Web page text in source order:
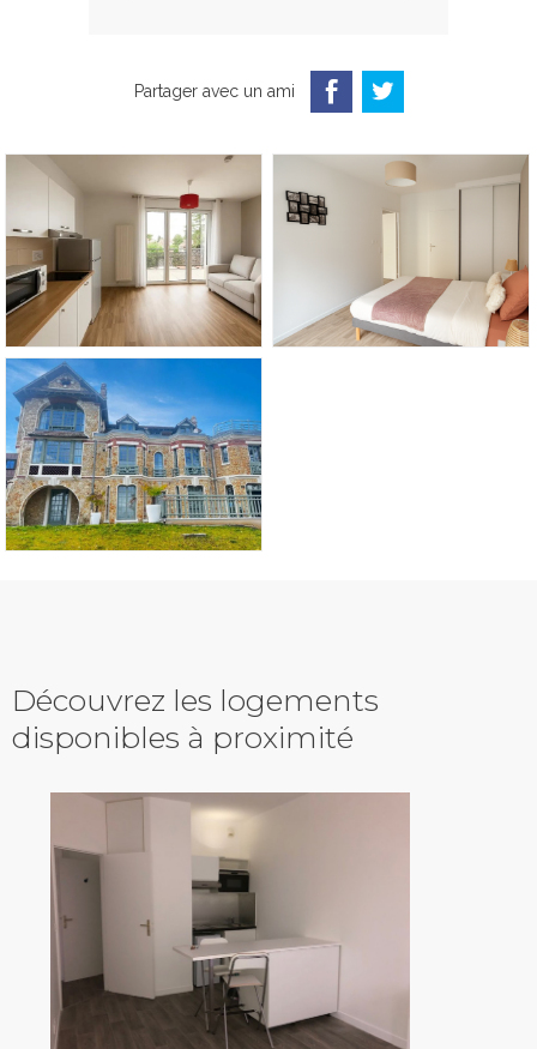
Partager avec un ami
Découvrez les logements
disponibles à proximité